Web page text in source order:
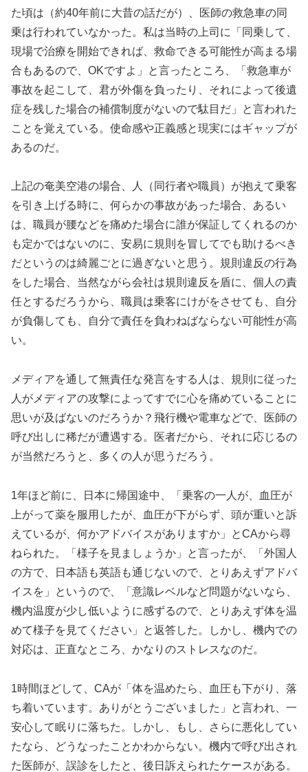
た頃は（約40年前に大昔の話だが）、医師の救急車の同
乗は行われていなかった。私は当時の上司に「同乗して、
現場で治療を開始できれば、救命できる可能性が高まる場
合もあるので、OKですよ」と言ったところ、「救急車が
事故を起こして、君が外傷を負ったり、それによって後遺
症を残した場合の補償制度がないので駄目だ」と言われた
ことを覚えている。使命感や正義感と現実にはギャップが
あるのだ。
上記の奄美空港の場合、人（同行者や職員）が抱えて乗客
を引き上げる時に、何らかの事故があった場合、あるい
は、職員が腰などを痛めた場合に誰が保証してくれるのか
も定かではないのに、安易に規則を冒してでも助けるべき
だというのは綺麗ごとに過ぎないと思う。規則違反の行為
をした場合、当然ながら会社は規則違反を盾に、個人の責
任とするだろうから、職員は乗客にけがをさせても、自分
が負傷しても、自分で責任を負わねばならない可能性が高
い。
メディアを通して無責任な発言をする人は、規則に従った
人がメディアの攻撃によってすでに心を痛めていることに
思いが及ばないのだろうか？飛行機や電車などで、医師の
呼び出しに稀だが遭遇する。医者だから、それに応じるの
が当然だろうと、多くの人が思うだろう。
1年ほど前に、日本に帰国途中、「乗客の一人が、血圧が
上がって薬を服用したが、血圧が下がらず、頭が重いと訴
えているが、何かアドバイスがありますか」とCAから尋
ねられた。「様子を見ましょうか」と言ったが、「外国人
の方で、日本語も英語も通じないので、とりあえずアドバ
イスを」というので、「意識レベルなど問題がないなら、
機内温度が少し低いように感ずるので、とりあえず体を温
めて様子を見てください」と返答した。しかし、機内での
対応は、正直なところ、かなりのストレスなのだ。
1時間ほどして、CAが「体を温めたら、血圧も下がり、落
ち着いています。ありがとうございました」と言われ、一
安心して眠りに落ちた。しかし、もし、さらに悪化してい
たなら、どうなったことかわからない。機内で呼び出され
た医師が、誤診をしたと、後日訴えられたケースがある。